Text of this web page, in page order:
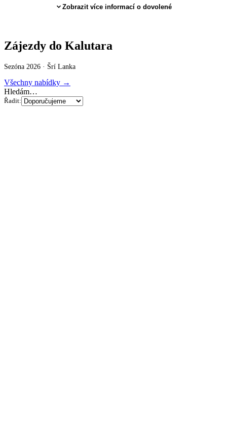
Zobrazit více informací o dovolené
Zájezdy do Kalutara
Sezóna 2026 · Šrí Lanka
Všechny nabídky →
Hledám…
Řadit: